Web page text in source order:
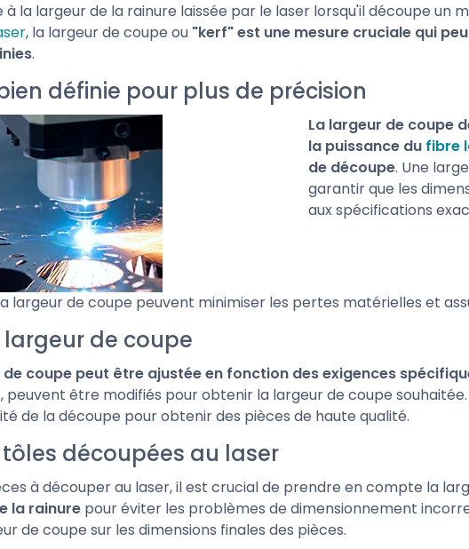
la largeur de la rainure laissée par le laser lorsqu'il découpe un
, la largeur de coupe ou "kerf" est une mesure cruciale qui
.
définie pour plus de précision
La largeur de coupe
la puissance du fibre
de découpe. Une
garantir que les
aux spécifications
largeur de coupe peuvent minimiser les pertes matérielles et
de coupe
coupe peut être ajustée en fonction des exigences
peuvent être modifiés pour obtenir la largeur de coupe
de la découpe pour obtenir des pièces de haute qualité.
découpées au laser
à découper au laser, il est crucial de prendre en compte la
la rainure pour éviter les problèmes de dimensionnement
de coupe sur les dimensions finales des pièces.